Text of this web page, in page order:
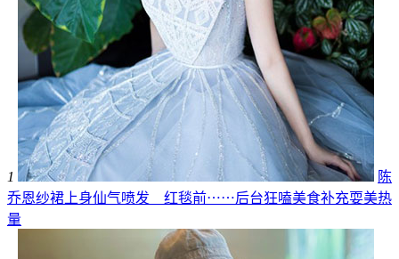
1
陈
乔恩纱裙上身仙气喷发 红毯前⋯⋯后台狂嗑美食补充耍美热
量